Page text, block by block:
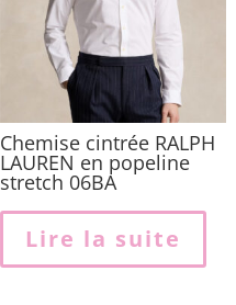
Chemise cintrée RALPH
LAUREN en popeline
stretch 06BA
Lire la suite